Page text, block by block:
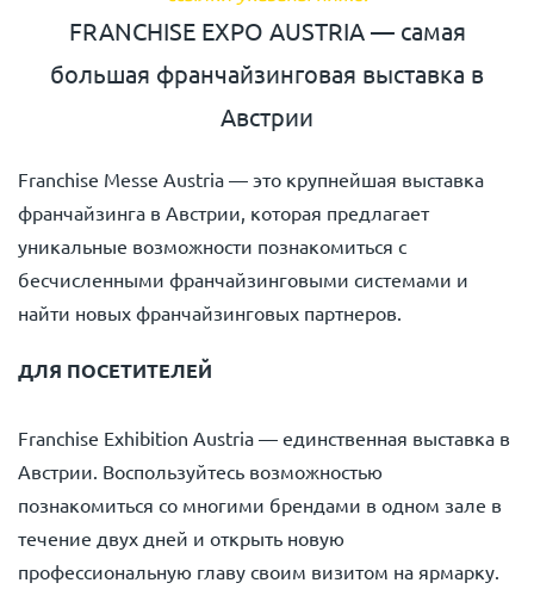
FRANCHISE EXPO AUSTRIA — самая
большая франчайзинговая выставка в
Австрии
Franchise Messe Austria — это крупнейшая выставка
франчайзинга в Австрии, которая предлагает
уникальные возможности познакомиться с
бесчисленными франчайзинговыми системами и
найти новых франчайзинговых партнеров.
ДЛЯ ПОСЕТИТЕЛЕЙ
Franchise Exhibition Austria — единственная выставка в
Австрии. Воспользуйтесь возможностью
познакомиться со многими брендами в одном зале в
течение двух дней и открыть новую
профессиональную главу своим визитом на ярмарку.